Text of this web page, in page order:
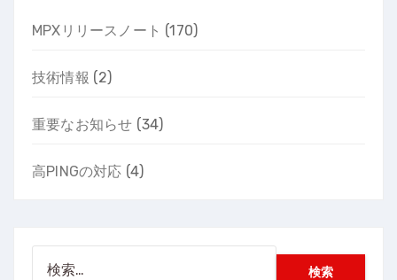
MPXリリースノート (170)
技術情報 (2)
重要なお知らせ (34)
高PINGの対応 (4)